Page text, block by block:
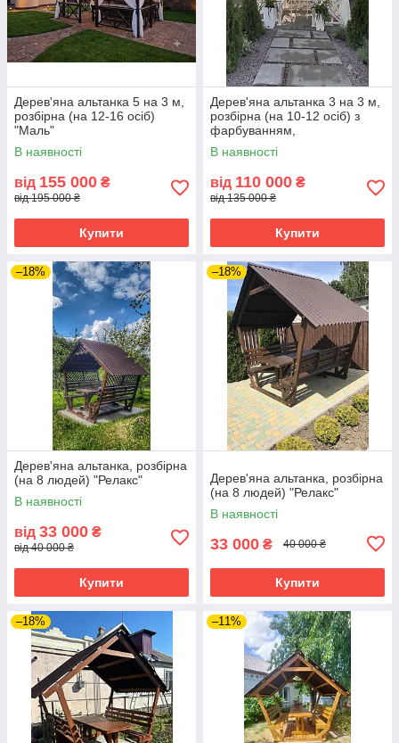
Дерев'яна альтанка 5 на 3 м,
розбірна (на 12-16 осіб)
"Маль"
В наявності
від 155 000 ₴
від 195 000 ₴
Купити
Дерев'яна альтанка 3 на 3 м,
розбірна (на 10-12 осіб) з
фарбуванням,
В наявності
від 110 000 ₴
від 135 000 ₴
Купити
–18%
Дерев'яна альтанка, розбірна
(на 8 людей) "Релакс"
В наявності
від 33 000 ₴
від 40 000 ₴
Купити
–18%
Дерев'яна альтанка, розбірна
(на 8 людей) "Релакс"
В наявності
33 000 ₴ 40 000 ₴
Купити
–18% –11%